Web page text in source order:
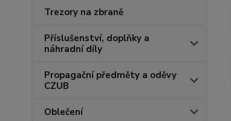
Trezory na zbraně
Příslušenství, doplňky a
náhradní díly
Propagační předměty a oděvy
CZUB
Oblečení